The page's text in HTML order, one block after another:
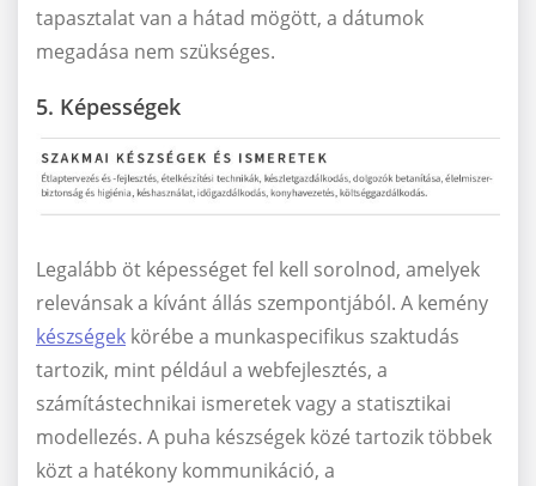
tapasztalat van a hátad mögött, a dátumok
megadása nem szükséges.
5. Képességek
Legalább öt képességet fel kell sorolnod, amelyek
relevánsak a kívánt állás szempontjából. A kemény
készségek körébe a munkaspecifikus szaktudás
tartozik, mint például a webfejlesztés, a
számítástechnikai ismeretek vagy a statisztikai
modellezés. A puha készségek közé tartozik többek
közt a hatékony kommunikáció, a